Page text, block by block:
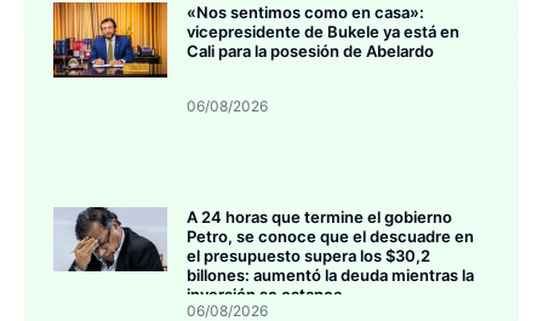
«Nos sentimos como en casa»:
vicepresidente de Bukele ya está en
Cali para la posesión de Abelardo
06/08/2026
A 24 horas que termine el gobierno
Petro, se conoce que el descuadre en
el presupuesto supera los $30,2
billones: aumentó la deuda mientras la
inversión se estanca
06/08/2026